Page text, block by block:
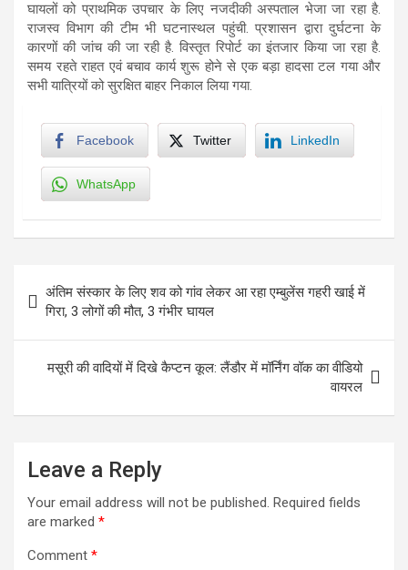
घायलों को प्राथमिक उपचार के लिए नजदीकी अस्पताल भेजा जा रहा है.
राजस्व विभाग की टीम भी घटनास्थल पहुंची. प्रशासन द्वारा दुर्घटना के
कारणों की जांच की जा रही है. विस्तृत रिपोर्ट का इंतजार किया जा रहा है.
समय रहते राहत एवं बचाव कार्य शुरू होने से एक बड़ा हादसा टल गया और
सभी यात्रियों को सुरक्षित बाहर निकाल लिया गया.
Facebook Twitter LinkedIn
WhatsApp
Post
navigation
अंतिम संस्कार के लिए शव को गांव लेकर आ रहा एम्बुलेंस गहरी खाई में
गिरा, 3 लोगों की मौत, 3 गंभीर घायल
मसूरी की वादियों में दिखे कैप्टन कूल: लैंडौर में मॉर्निंग वॉक का वीडियो
वायरल
Leave a Reply
Your email address will not be published. Required fields
are marked *
Comment *